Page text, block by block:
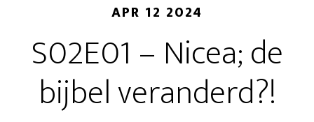
APR 12 2024
S02E01 – Nicea; de
bijbel veranderd?!